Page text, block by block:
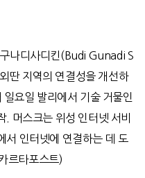
나디사디킨(Budi Gunadi S
딴 지역의 연결성을 개선하
요일 발리에서 기술 거물인
. 머스크는 위성 인터넷 서비
서 인터넷에 연결하는 데 도
르타포스트)